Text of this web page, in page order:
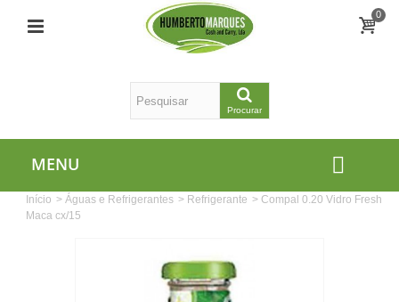
0
Procurar
MENU
Início > Águas e Refrigerantes > Refrigerante > Compal 0.20 Vidro Fresh
Maca cx/15